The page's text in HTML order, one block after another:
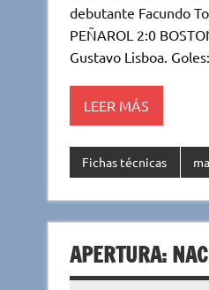
te
r
s
A
p
p
b
o
debutante Facundo
PEÑAROL 2:0
Gustavo Lisboa.
LEER MÁS
Fichas técnicas
APERTURA: